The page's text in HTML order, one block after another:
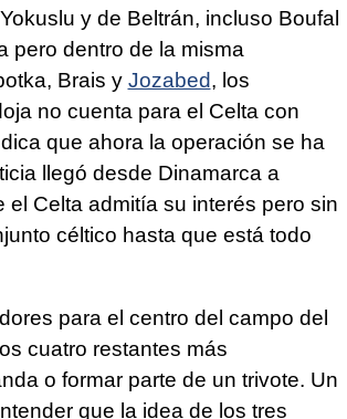
y de Beltrán, incluso Boufal
pero dentro de la misma
Brais y Jozabed, los
no cuenta para el Celta con
que ahora la operación se ha
llegó desde Dinamarca a
Celta admitía su interés pero sin
céltico hasta que está todo
para el centro del campo del
cuatro restantes más
o formar parte de un trivote. Un
que la idea de los tres